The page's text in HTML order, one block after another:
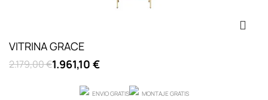
VITRINA GRACE
2.179,00 €1.961,10 €
ENVIO GRATIS MONTAJE GRATIS